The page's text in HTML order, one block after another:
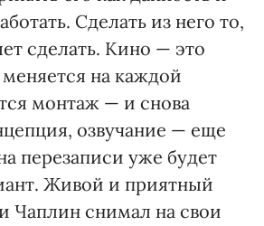
Сделать из него то,
сделать. Кино — это
на каждой
монтаж — и снова
озвучание — еще
перезаписи уже будет
Живой и приятный
Чаплин снимал на свои